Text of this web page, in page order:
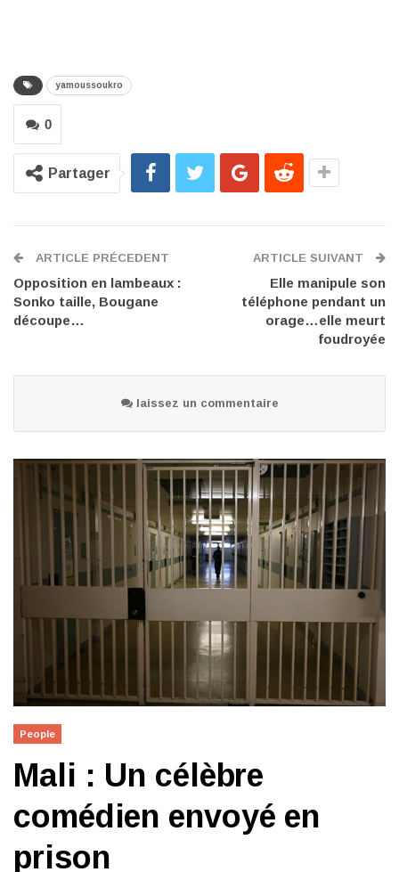
yamoussoukro
0
Partager
ARTICLE PRÉCEDENT
Opposition en lambeaux :
Sonko taille, Bougane
découpe…
ARTICLE SUIVANT
Elle manipule son
téléphone pendant un
orage…elle meurt
foudroyée
laissez un commentaire
People
Mali : Un célèbre
comédien envoyé en
prison